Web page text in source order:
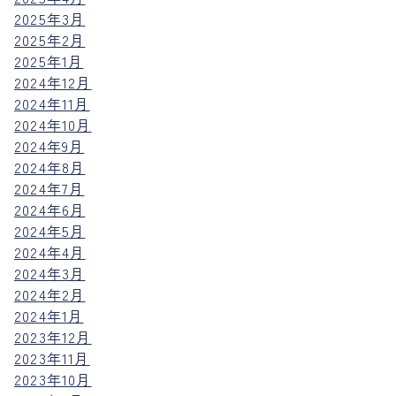
2025年3月
2025年2月
2025年1月
2024年12月
2024年11月
2024年10月
2024年9月
2024年8月
2024年7月
2024年6月
2024年5月
2024年4月
2024年3月
2024年2月
2024年1月
2023年12月
2023年11月
2023年10月